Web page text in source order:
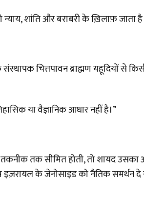
शांति और बराबरी के ख़िलाफ़ जाता
चित्तपावन ब्राह्मण यहूदियों से
या वैज्ञानिक आधार नहीं है।”
तकनीक तक सीमित होती, तो शायद
के जेनोसाइड को नैतिक समर्थन